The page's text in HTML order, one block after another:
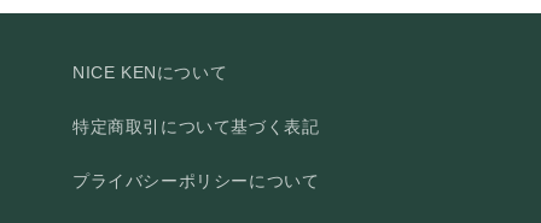
NICE KENについて
特定商取引について基づく表記
プライバシーポリシーについて